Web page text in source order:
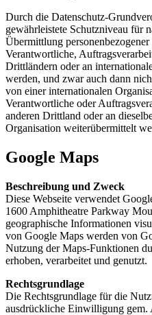
Durch die Datenschutz-
gewährleistete Schutzniveau für
Übermittlung
Verantwortliche,
Drittländern oder an
werden, und zwar auch dann
von einer internationalen
Verantwortliche oder
anderen Drittland oder an
Organisation weiterübermittelt
Google Maps
Beschreibung und Zweck
Diese Webseite verwendet
1600 Amphitheatre Parkway
geographische Informationen
von Google Maps werden von
Nutzung der Maps-Funktionen
erhoben, verarbeitet und genutzt.
Rechtsgrundlage
Die Rechtsgrundlage für die
ausdrückliche Einwilligung